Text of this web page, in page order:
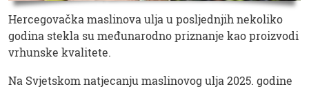
Hercegovačka maslinova ulja u posljednjih nekoliko
godina stekla su međunarodno priznanje kao proizvodi
vrhunske kvalitete.
Na Svjetskom natjecanju maslinovog ulja 2025. godine